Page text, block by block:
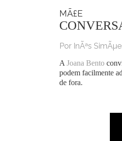
MÃ£E
Por InÃªs
AJoana Bento
podem facilmente
de fora.